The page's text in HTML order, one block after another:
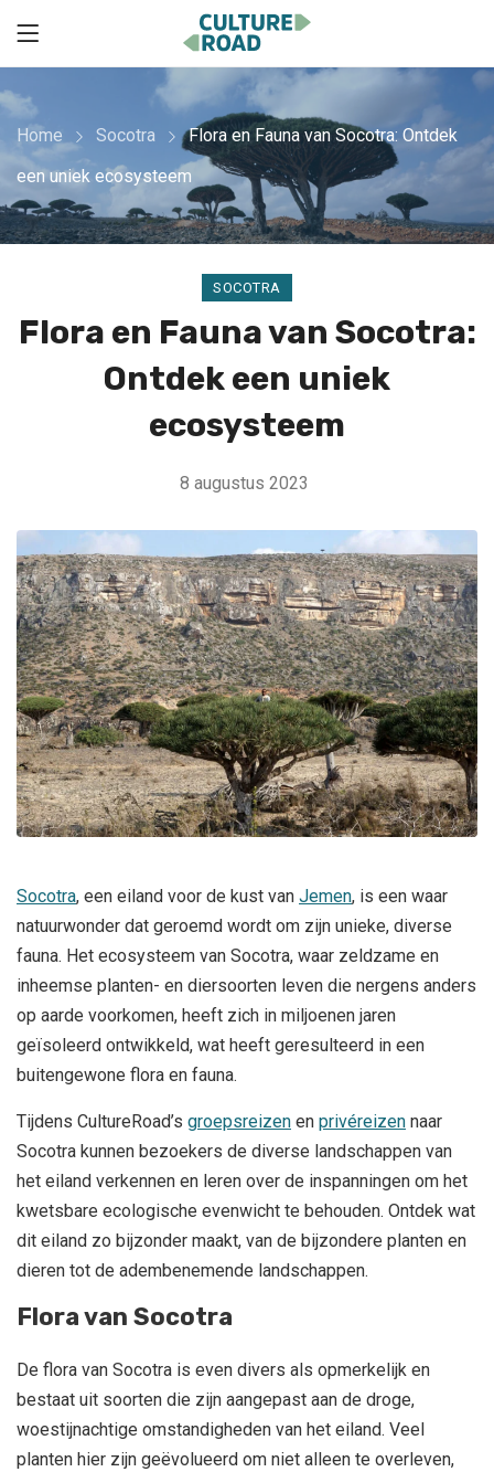
Home Socotra
Flora en Fauna van Socotra: Ontdek
een uniek ecosysteem
SOCOTRA
Flora en Fauna van Socotra:
Ontdek een uniek
ecosysteem
8 augustus 2023
Socotra, een eiland voor de kust van Jemen, is een waar
natuurwonder dat geroemd wordt om zijn unieke, diverse
fauna. Het ecosysteem van Socotra, waar zeldzame en
inheemse planten- en diersoorten leven die nergens anders
op aarde voorkomen, heeft zich in miljoenen jaren
geïsoleerd ontwikkeld, wat heeft geresulteerd in een
buitengewone flora en fauna.
Tijdens CultureRoad’s groepsreizen en privéreizen naar
Socotra kunnen bezoekers de diverse landschappen van
het eiland verkennen en leren over de inspanningen om het
kwetsbare ecologische evenwicht te behouden. Ontdek wat
dit eiland zo bijzonder maakt, van de bijzondere planten en
dieren tot de adembenemende landschappen.
Flora van Socotra
De flora van Socotra is even divers als opmerkelijk en
bestaat uit soorten die zijn aangepast aan de droge,
woestijnachtige omstandigheden van het eiland. Veel
planten hier zijn geëvolueerd om niet alleen te overleven,